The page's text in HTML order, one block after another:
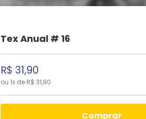
Tex Anual # 16
R$ 31,90
ou 1x de R$ 31,90
comprar